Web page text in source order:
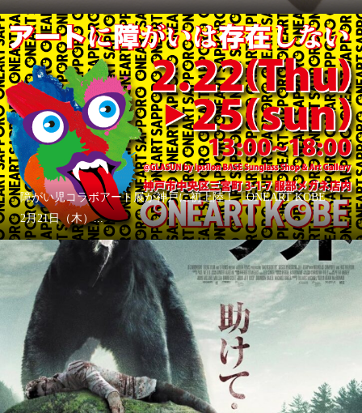
障がい児コラボアート展が神戸に初上陸！「ONEART KOBE」
2月21日（木）...